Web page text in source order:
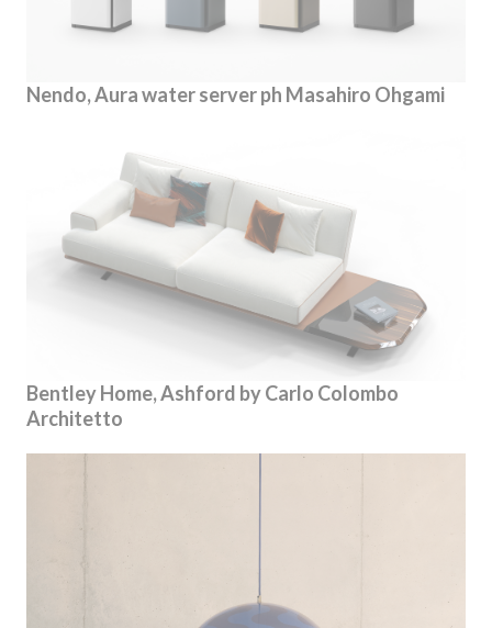
Nendo, Aura water server ph Masahiro Ohgami
Bentley Home, Ashford by Carlo Colombo
Architetto